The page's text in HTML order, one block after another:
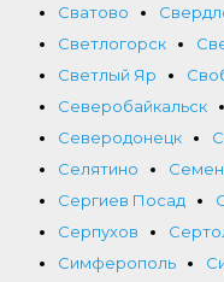
Сватово
Светлогорск
Светлый Яр
Северобайкальск
Северодонецк
Селятино
Сергиев Посад
Серпухов
Симферополь